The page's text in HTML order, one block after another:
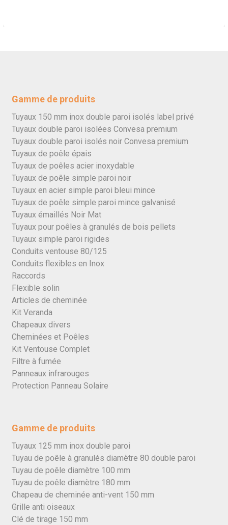
Gamme de produits
Tuyaux 150 mm inox double paroi isolés label privé
Tuyaux double paroi isolées Convesa premium
Tuyaux double paroi isolés noir Convesa premium
Tuyaux de poêle épais
Tuyaux de poêles acier inoxydable
Tuyaux de poêle simple paroi noir
Tuyaux en acier simple paroi bleui mince
Tuyaux de poêle simple paroi mince galvanisé
Tuyaux émaillés Noir Mat
Tuyaux pour poêles à granulés de bois pellets
Tuyaux simple paroi rigides
Conduits ventouse 80/125
Conduits flexibles en Inox
Raccords
Flexible solin
Articles de cheminée
Kit Veranda
Chapeaux divers
Cheminées et Poêles
Kit Ventouse Complet
Filtre à fumée
Panneaux infrarouges
Protection Panneau Solaire
Gamme de produits
Tuyaux 125 mm inox double paroi
Tuyau de poêle à granulés diamètre 80 double paroi
Tuyau de poêle diamètre 100 mm
Tuyau de poêle diamètre 180 mm
Chapeau de cheminée anti-vent 150 mm
Grille anti oiseaux
Clé de tirage 150 mm